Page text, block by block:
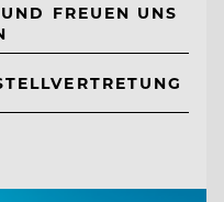
FREUEN UNS